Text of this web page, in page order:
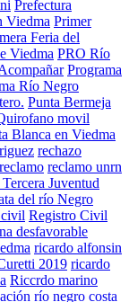
Prefectura
Viedma Primer
Feria del
Viedma PRO Río
Programa
Río Negro
Punta Bermeja
movil
Blanca en Viedma
rechazo
reclamo reclamo unrn
Juventud
del río Negro
Registro Civil
desfavorable
ricardo alfonsin
2019 ricardo
Riccrdo marino
río negro costa